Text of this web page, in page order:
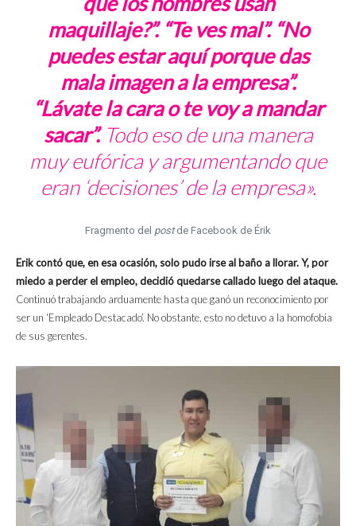
maquillaje?”. “Te ves mal”. “No
puedes estar aquí porque das
mala imagen a la empresa”.
“Lávate la cara o te voy a mandar
sacar”. Todo eso de una manera
muy eufórica y argumentando que
eran ‘decisiones’ de la empresa».
Fragmento del postde Facebook de Érik
Erik contó que, en esa ocasión, solo pudo irse al baño a llorar. Y, por
miedo a perder el empleo, decidió quedarse callado luego del ataque.
Continuó trabajando arduamente hasta que ganó un reconocimiento por
ser un ‘Empleado Destacado’. No obstante, esto no detuvo a la homofobia
de sus gerentes.